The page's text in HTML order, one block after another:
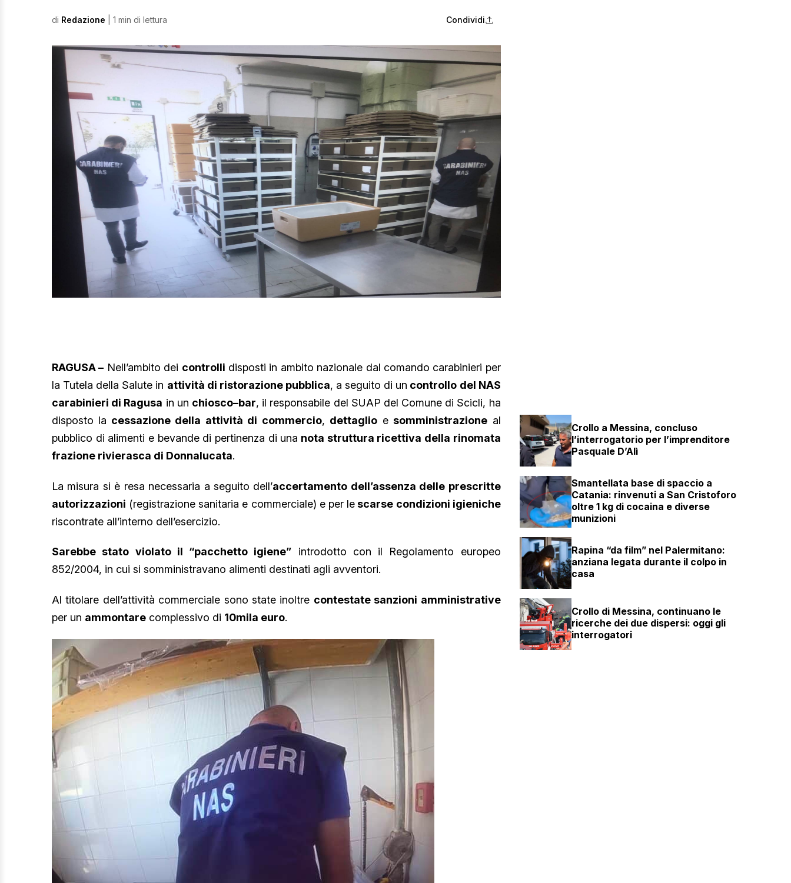
di Redazione | 1 min di lettura Condividi
RAGUSA – Nell’ambito dei controlli disposti in ambito nazionale dal comando carabinieri per
la Tutela della Salute in attività di ristorazione pubblica, a seguito di un controllo del NAS
carabinieri di Ragusa in un chiosco–bar, il responsabile del SUAP del Comune di Scicli, ha
disposto la cessazione della attività di commercio, dettaglio esomministrazione al
pubblico di alimenti e bevande di pertinenza di una nota struttura ricettiva della rinomata
frazione rivierasca di Donnalucata.
La misura si è resa necessaria a seguito dell’accertamento dell’assenza delle prescritte
autorizzazioni (registrazione sanitaria e commerciale) e per lescarse condizioni igieniche
riscontrate all’interno dell’esercizio.
Sarebbe stato violato il “pacchetto igiene” introdotto con il Regolamento europeo
852/2004, in cui si somministravano alimenti destinati agli avventori.
Al titolare dell’attività commerciale sono state inoltre contestate sanzioni amministrative
per un ammontare complessivo di 10mila euro.
Crollo a Messina, concluso
l’interrogatorio per l’imprenditore
Pasquale D’Alì
Smantellata base di spaccio a
Catania: rinvenuti a San Cristoforo
oltre 1 kg di cocaina e diverse
munizioni
Rapina “da film” nel Palermitano:
anziana legata durante il colpo in
casa
Crollo di Messina, continuano le
ricerche dei due dispersi: oggi gli
interrogatori